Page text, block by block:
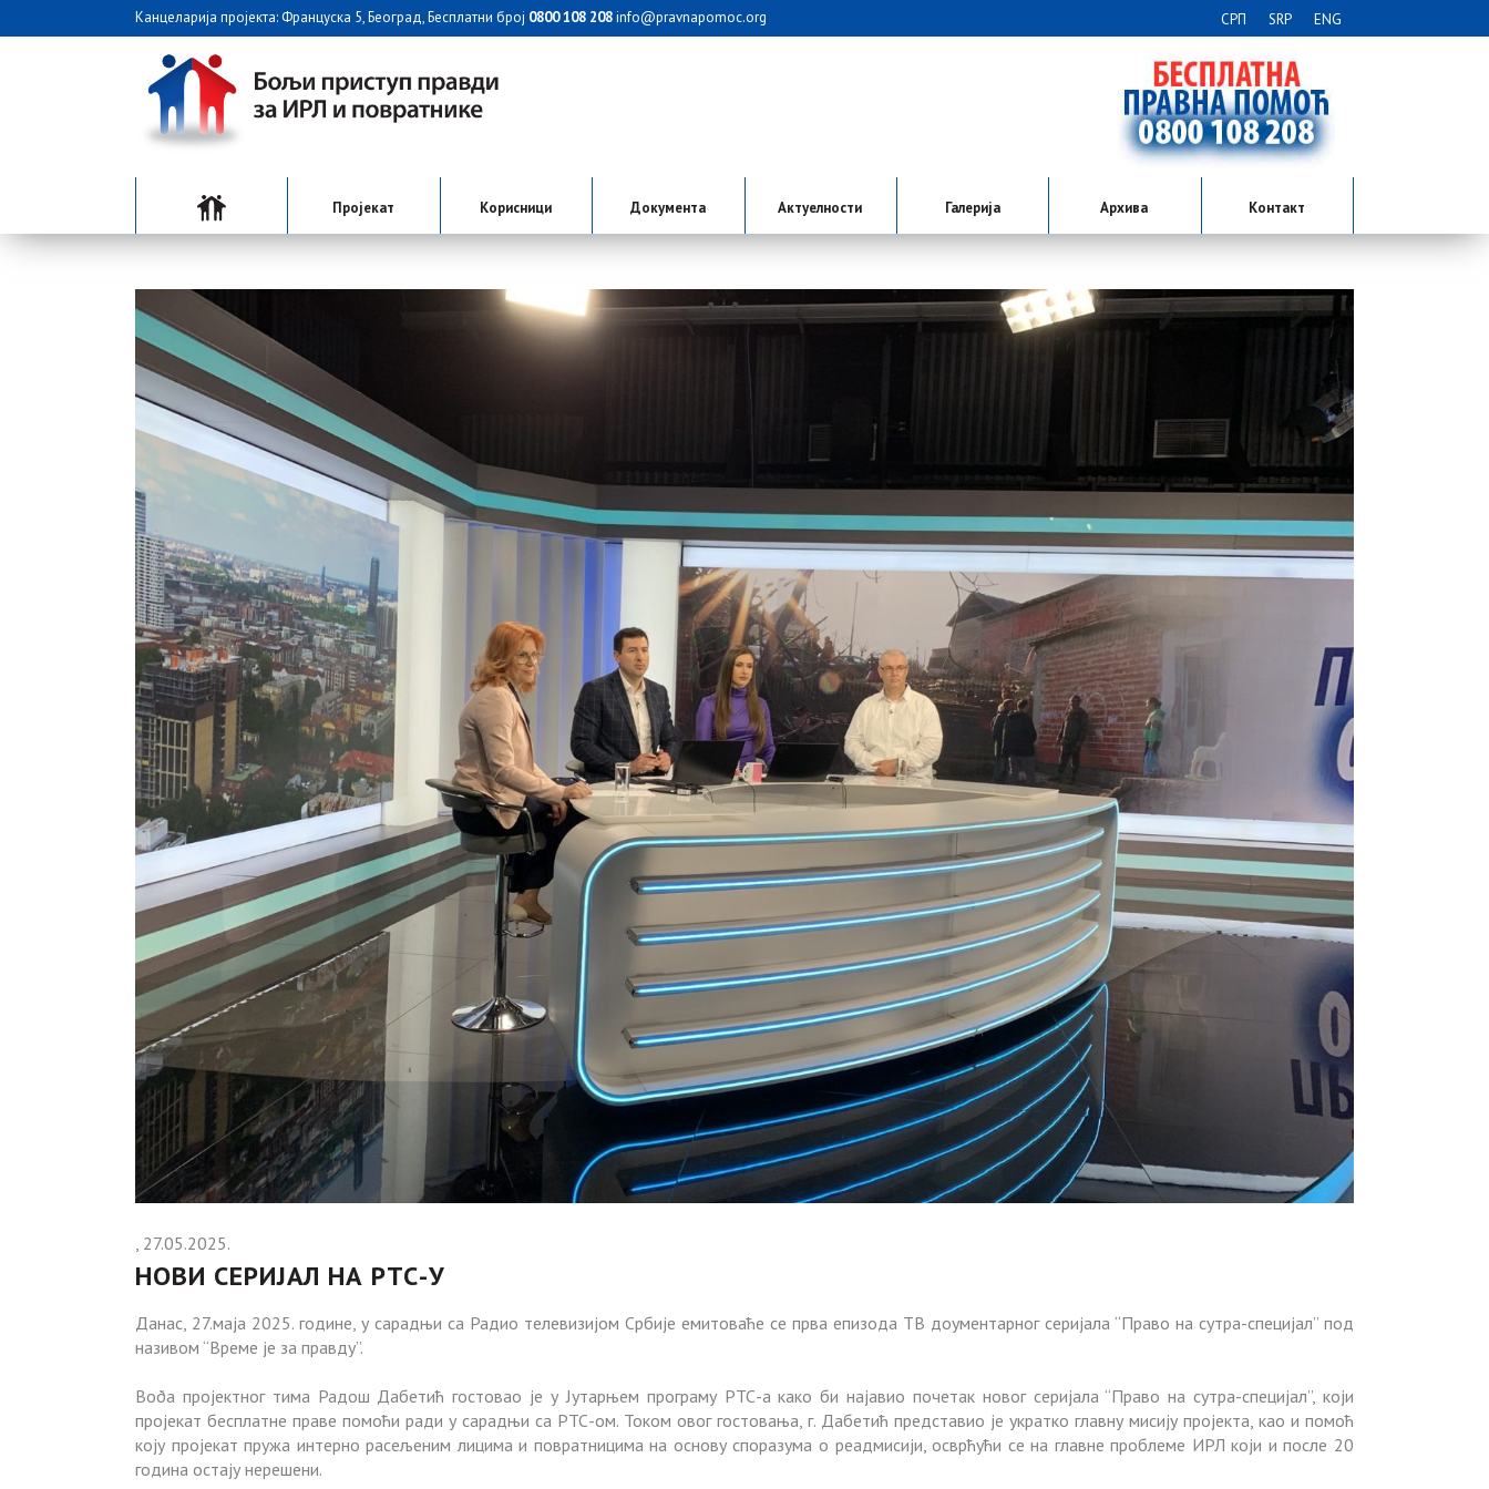
Канцеларија пројекта: Француска 5, Београд, Бесплатни број 0800 108 208info@pravnapomoc.org СРП SRP ENG
Пројекат Корисници Документа Актуелности Галерија Архива Контакт
, 27.05.2025.
НОВИ СЕРИЈАЛ НА РТС-У
Данас, 27.маја 2025. године, у сарадњи са Радио телевизијом Србије емитоваће се прва епизода ТВ доументарног серијала “Право на сутра-специјал” под
називом “Време је за правду”.
Воðа пројектног тима Радош Дабетић гостовао је у Јутарњем програму РТС-а како би најавио почетак новог серијала “Право на сутра-специјал”, који
пројекат бесплатне праве помоћи ради у сарадњи са РТС-ом. Током овог гостовања, г. Дабетић представио је укратко главну мисију пројекта, као и помоћ
коју пројекат пружа интерно расељеним лицима и повратницима на основу споразума о реадмисији, осврћући се на главне проблеме ИРЛ који и после 20
година остају нерешени.